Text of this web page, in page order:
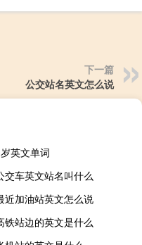
下一篇
公交站名英文怎么说
英文单词
交车英文站名叫什么
近加油站英文怎么说
铁站边的英文是什么